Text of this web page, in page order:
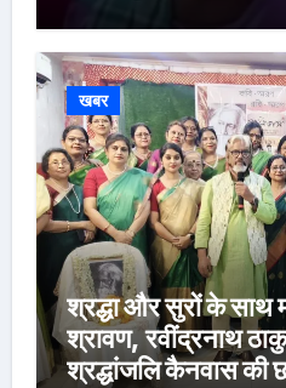
खबर
श्रद्धा और सुरों के साथ
श्रावण, रवींद्रनाथ
श्रद्धांजलि कैनवास की